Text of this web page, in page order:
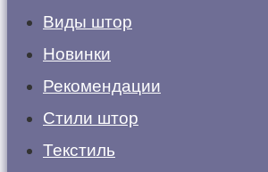
Виды штор
Новинки
Рекомендации
Стили штор
Текстиль